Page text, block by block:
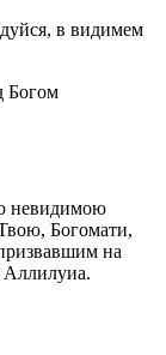
в видимем
Богом
невидимою
Богомати,
на
Аллилуиа.